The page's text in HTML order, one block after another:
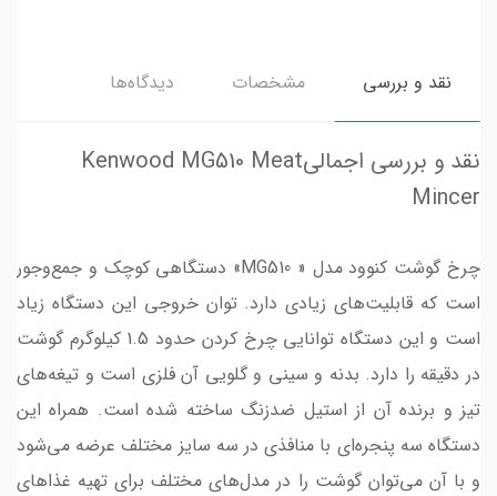
نقد و بررسی مشخصات دیدگاه‌ها
نقد و بررسی اجمالیKenwood MG510 Meat
Mincer
چرخ گوشت کنوود مدل « MG510» دستگاهی کوچک و جمع‌وجور
است که قابلیت‌های زیادی دارد. توان خروجی این دستگاه زیاد
است و این دستگاه توانایی چرخ کردن حدود 1.5 کیلوگرم گوشت
در دقیقه را دارد. بدنه و سینی و گلویی آن فلزی است و تیغه‌های
تیز و برنده آن از استیل ضدزنگ ساخته شده است. همراه این
دستگاه سه پنجره‌ای با منافذی در سه سایز مختلف عرضه می‌شود
و با آن می‌توان گوشت را در مدل‌های مختلف برای تهیه غذاهای